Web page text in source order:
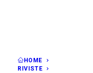
HOME
RIVISTE